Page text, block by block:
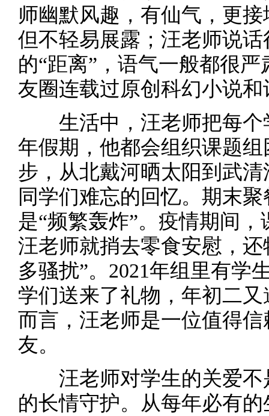
师幽默风趣，有仙气，更
但不轻易展露；汪老师说
的“距离”，语气一般都很
友圈连载过原创科幻小说
生活中，汪老师把每个
年假期，他都会组织课题
步，从北戴河晒太阳到武
同学们难忘的回忆。期末
是“频繁轰炸”。疫情期间
汪老师就捎去零食安慰，
多骚扰”。2021年组里有学
学们送来了礼物，年初二
而言，汪老师是一位值得
友。
汪老师对学生的关爱不
的长情守护。从每年必有